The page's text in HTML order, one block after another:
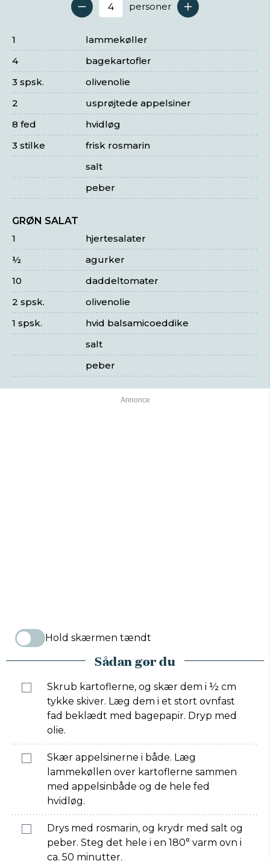
Antal serveringer
personer
lammekøller
1
bagekartofler
4
olivenolie
3 spsk.
usprøjtede appelsiner
2
hvidløg
8 fed
frisk rosmarin
3 stilke
salt
peber
GRØN SALAT
hjertesalater
1
agurker
½
daddeltomater
10
olivenolie
2 spsk.
hvid balsamicoeddike
1 spsk.
salt
peber
Hold skærmen tændt
Sådan gør du
Skrub kartoflerne, og skær dem i ½ cm
tykke skiver. Læg dem i et stort ovnfast
fad beklædt med bagepapir. Dryp med
olie.
Skær appelsinerne i både. Læg
lammekøllen over kartoflerne sammen
med appelsinbåde og de hele fed
hvidløg.
Drys med rosmarin, og krydr med salt og
peber. Steg det hele i en 180° varm ovn i
ca. 50 minutter.